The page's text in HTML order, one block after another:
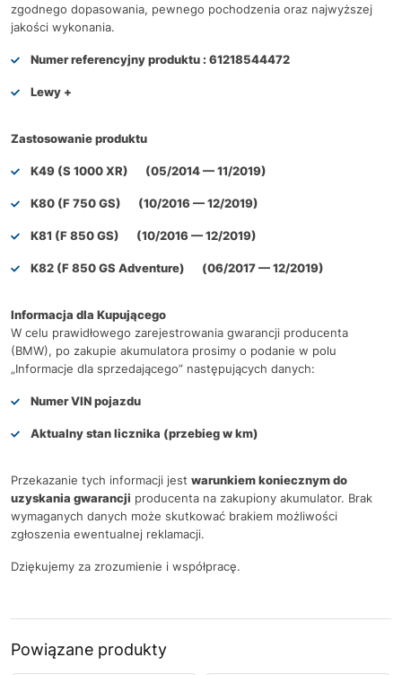
zgodnego dopasowania, pewnego pochodzenia oraz najwyższej
jakości wykonania.
Numer referencyjny produktu : 61218544472
Lewy +
Zastosowanie produktu
K49 (S 1000 XR) (05/2014 — 11/2019)
K80 (F 750 GS) (10/2016 — 12/2019)
K81 (F 850 GS) (10/2016 — 12/2019)
K82 (F 850 GS Adventure) (06/2017 — 12/2019)
Informacja dla Kupującego
W celu prawidłowego zarejestrowania gwarancji producenta
(BMW), po zakupie akumulatora prosimy o podanie w polu
„Informacje dla sprzedającego” następujących danych:
Numer VIN pojazdu
Aktualny stan licznika (przebieg w km)
Przekazanie tych informacji jest warunkiem koniecznym do
uzyskania gwarancji producenta na zakupiony akumulator. Brak
wymaganych danych może skutkować brakiem możliwości
zgłoszenia ewentualnej reklamacji.
Dziękujemy za zrozumienie i współpracę.
Powiązane produkty